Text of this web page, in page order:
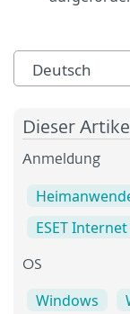
Deutsch
Dieser
Anmeldung
ESET
OS
Windows